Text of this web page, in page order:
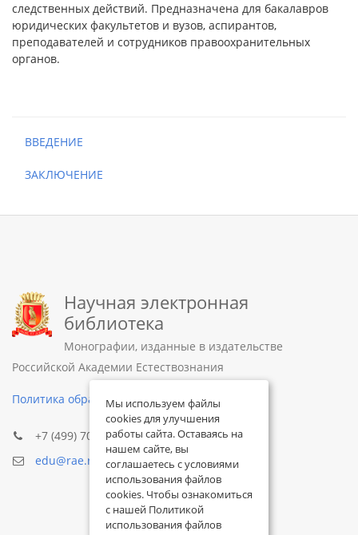
следственных действий. Предназначена для бакалавров
юридических факультетов и вузов, аспирантов,
преподавателей и сотрудников правоохранительных
органов.
ВВЕДЕНИЕ
ЗАКЛЮЧЕНИЕ
Научная электронная
библиотека
Монографии, изданные в издательстве
Российской Академии Естествознания
Политика обработки персональных данных
+7 (499) 705-72-30
edu@rae.ru
Мы используем файлы
cookies для улучшения
работы сайта. Оставаясь на
нашем сайте, вы
соглашаетесь с условиями
использования файлов
cookies. Чтобы ознакомиться
с нашей Политикой
использования файлов